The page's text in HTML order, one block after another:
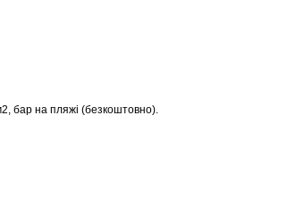
бар на пляжі (безкоштовно).